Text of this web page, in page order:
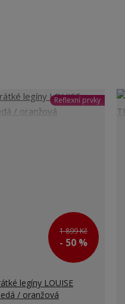
Reflexní prvky
1 899 Kč
- 50 %
legíny LOUISE
/ oranžová